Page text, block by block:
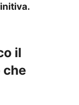
il